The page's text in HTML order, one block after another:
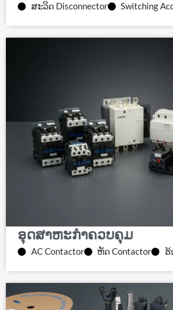
ສະວິດ Disconnector
Switching
ອຸດສາຫະກໍາຄວບຄຸມ
AC Contactor ຫັດ Contactor ຮ້